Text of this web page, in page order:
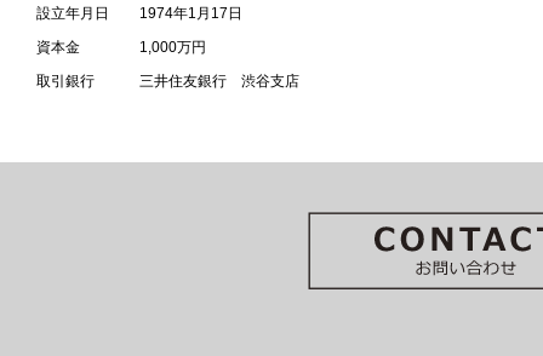
設立年月日
資本金
取引銀行
1974年1月17日
1,000万円
三井住友銀行 渋谷支店